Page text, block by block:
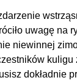
uwagę na
niewinnej
kuligu
dokładnie